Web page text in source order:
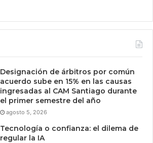
Designación de árbitros por común
acuerdo sube en 15% en las causas
ingresadas al CAM Santiago durante
el primer semestre del año
agosto 5, 2026
Tecnología o confianza: el dilema de
regular la IA